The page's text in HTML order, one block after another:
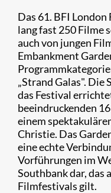
Das 61. BFI
lang fast 250 Filme
auch von jungen
Embankment
„Strand Galas".
das Festival
beeindruckenden
einem
Christie. Das
eine echte
Vorführungen im
Southbank dar, das
Filmfestivals gilt.